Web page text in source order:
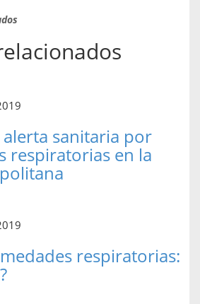
sanitaria por
respiratorias en la
respiratorias: